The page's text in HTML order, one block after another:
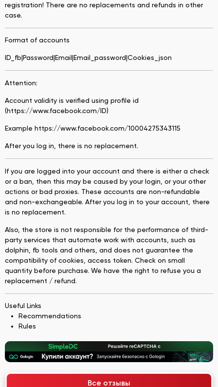
registration! There are no replacements and refunds in other
case.
Format of accounts
ID_fb|Password|Email|Email_password|Cookies_json
Attention:
Account validity is verified using profile id
(https://www.facebook.com/ID)
Example https://www.facebook.com/10004275343115
After you log in, there is no replacement.
If you are logged into your account and there is either a check
or a ban, then this may be caused by your login, or your other
actions or bad proxies. These accounts are non-refundable
and non-exchangeable. After you log in to your account, there
is no replacement.
Also, the store is not responsible for the performance of third-
party services that automate work with accounts, such as
dolphin, fb tools and others, and does not guarantee the
compatibility of cookies, access token. Check on small
quantity before purchase. We have the right to refuse you a
replacement / refund.
Useful Links
Recommendations
Rules
Все отзывы